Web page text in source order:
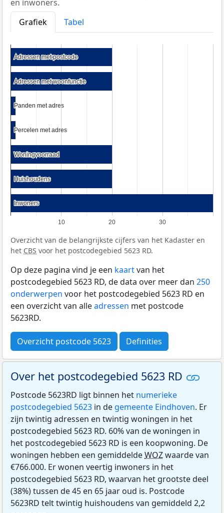
en inwoners.
Grafiek
Tabel
10 20 30
Adressen met postcode
Adressen met postcode
Adressen met woonfunctie
Adressen met woonfunctie
Panden met adres
Panden met adres
Percelen met adres
Percelen met adres
Woningvoorraad
Woningvoorraad
Huishoudens
Huishoudens
Inwoners
Inwoners
Overzicht van de belangrijkste cijfers van het Kadaster en
het CBS voor het postcodegebied 5623 RD.
Op deze pagina vind je een kaartvan het
postcodegebied 5623 RD, de data over meer dan 250
onderwerpen voor het postcodegebied 5623 RD en
een overzicht van alleadressen met postcode
5623RD.
Overzicht postcode 5623 Definities
Over het postcodegebied 5623 RD
Postcode 5623RD ligt binnen het numerieke
postcodegebied 5623 in de gemeente Eindhoven. Er
zijn twintig adressen en twintig woningen in het
postcodegebied 5623 RD. 60% van de woningen in
het postcodegebied 5623 RD is een koopwoning. De
woningen hebben een gemiddeldeWOZwaarde van
€766.000. Er wonen veertig inwoners in het
postcodegebied 5623 RD, waarvan het grootste deel
(38%) tussen de 45 en 65 jaar oud is. Postcode
5623RD telt twintig huishoudens van gemiddeld 2,2